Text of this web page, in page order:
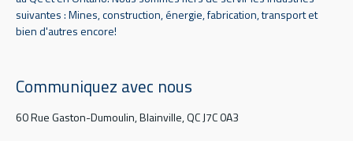
suivantes : Mines, construction, énergie, fabrication, transport et
bien d'autres encore!
Communiquez avec nous
60 Rue Gaston-Dumoulin, Blainville, QC J7C 0A3